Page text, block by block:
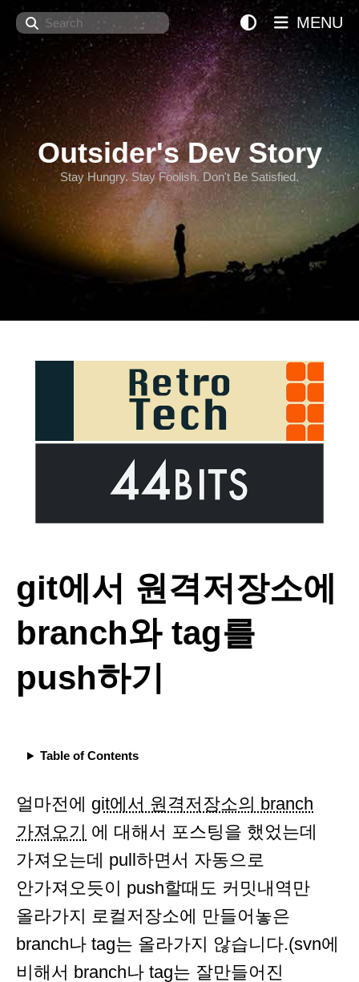
Search
Outsider's Dev Story
Stay Hungry. Stay Foolish. Don't Be Satisfied.
MENU
git에서 원격저장소에
branch와 tag를
push하기
Table of Contents
얼마전에 git에서 원격저장소의 branch
가져오기 에 대해서 포스팅을 했었는데
가져오는데 pull하면서 자동으로
안가져오듯이 push할때도 커밋내역만
올라가지 로컬저장소에 만들어놓은
branch나 tag는 올라가지 않습니다.(svn에
비해서 branch나 tag는 잘만들어진